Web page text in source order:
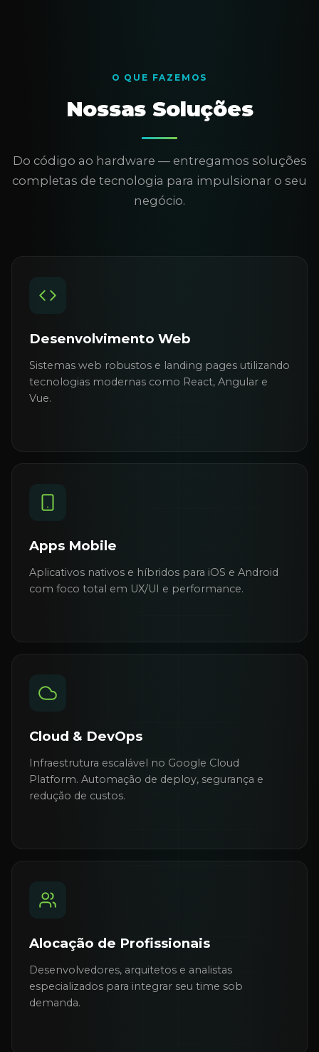
O QUE FAZEMOS
Nossas Soluções
Do código ao hardware — entregamos soluções
completas de tecnologia para impulsionar o seu
negócio.
Desenvolvimento Web
Sistemas web robustos e landing pages utilizando
tecnologias modernas como React, Angular e
Vue.
Apps Mobile
Aplicativos nativos e híbridos para iOS e Android
com foco total em UX/UI e performance.
Cloud & DevOps
Infraestrutura escalável no Google Cloud
Platform. Automação de deploy, segurança e
redução de custos.
Alocação de Profissionais
Desenvolvedores, arquitetos e analistas
especializados para integrar seu time sob
demanda.